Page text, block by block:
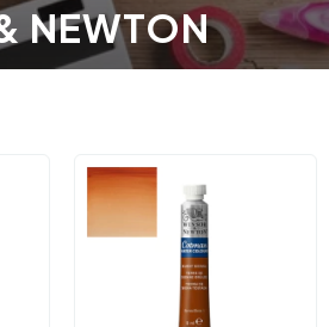
NEWTON